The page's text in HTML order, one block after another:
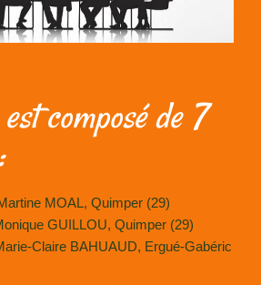
composé de 7
MOAL, Quimper (29)
GUILLOU, Quimper (29)
Claire BAHUAUD, Ergué-Gabéric